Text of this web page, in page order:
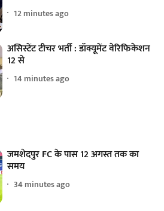
12 minutes ago
असिस्टेंट टीचर भर्ती : डॉक्यूमेंट वेरिफिकेशन
12 से
14 minutes ago
जमशेदपुर FC के पास 12 अगस्त तक का
समय
34 minutes ago